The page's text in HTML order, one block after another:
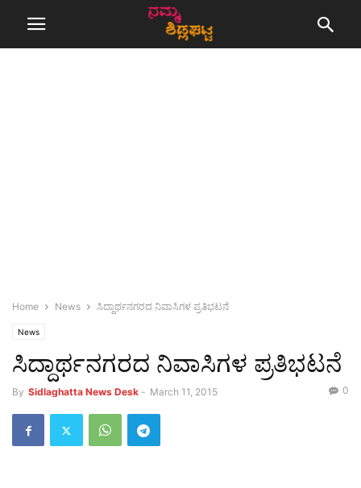
Home News ಸಿದ್ದಾರ್ಥನಗರದ ನಿವಾಸಿಗಳ ಪ್ರತಿಭಟನೆ
News
ಸಿದ್ದಾರ್ಥನಗರದ ನಿವಾಸಿಗಳ ಪ್ರತಿಭಟನೆ
By Sidlaghatta News Desk - March 11, 2015 0